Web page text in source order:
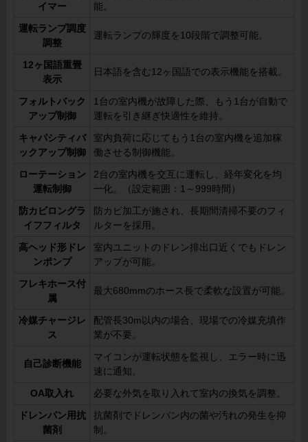
イマー
能。
運転ランプ調度
調整
運転ランプの輝度を10段階で調整可能。
12ヶ国語重畳
表示
日本語を含む12ヶ国語での表示機能を搭載。
フォルトバック
アップ制御
1台の室内機が故障した際、もう1台が自動で
運転を引き継ぎ快適性を維持。
キャパシティバ
ックアップ制御
室内負荷に応じてもう1台の室内機を追加稼
働させる制御機能。
ローテーション
運転制御
2台の室内機を交互に運転し、経年変化を均
一化。（設定範囲：1～999時間）
防カビロングラ
イフフィルタ
防カビ加工が施され、長期間清掃不要のフィ
ルターを採用。
高ヘッド形ドレ
ンポンプ
室内ユニットのドレン排出口近くでもドレン
アップが可能。
フレキホース付
属
最大680mmのホース長で柔軟な設置が可能。
冷媒チャージレ
ス
配管長30m以内の場合、現場での冷媒充填作
業が不要。
自己診断機能
マイコンが運転状態を監視し、エラー時に迅
速に通知。
OA取入れ 必要な外気を取り入れて室内の換気を調整。
ドレンパン用抗
菌剤
抗菌剤でドレンパン内の菌や汚れの発生を抑
制。